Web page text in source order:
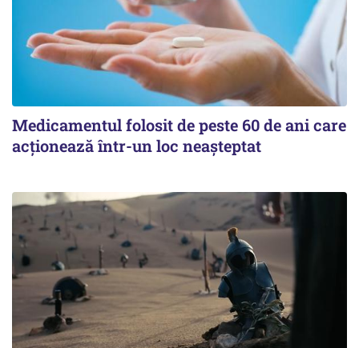
Medicamentul folosit de peste 60 de ani care
acționează într-un loc neașteptat